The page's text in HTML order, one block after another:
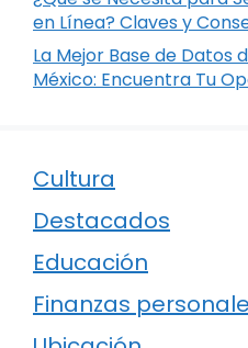
en Línea? Claves y
La Mejor Base de Datos
México: Encuentra Tu
Cultura
Destacados
Educación
Finanzas